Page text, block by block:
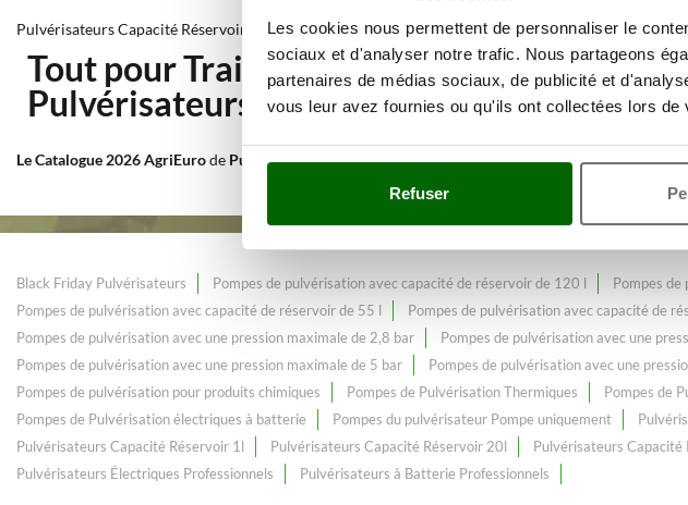
Les cookies nous permettent de personnaliser le
sociaux et d'analyser notre trafic. Nous partageons
partenaires de médias sociaux, de publicité et
vous leur avez fournies ou qu'ils ont collectées lors
Refuser
Pulvérisateurs Capacité Réservoir 8-10l
Tout pour Traitement de pulvérisation et
Pulvérisateurs Capacité Réservoir 8-10l
Le Catalogue 2026 AgriEurode Pulvérisateurs Capacité Réservoir 8-10l, constamment enrichi et
Black Friday Pulvérisateurs Pompes de pulvérisation avec capacité de réservoir de 120 l Pompes
Pompes de pulvérisation avec capacité de réservoir de 55 l
Pompes de pulvérisation avec capacité de
Pompes de pulvérisation avec une pression maximale de 2,8 bar
Pompes de pulvérisation avec une
Pompes de pulvérisation avec une pression maximale de 5 bar
Pompes de pulvérisation avec une
Pompes de pulvérisation pour produits chimiques
Pompes de Pulvérisation Thermiques Pompes de
Pompes de Pulvérisation électriques à batterie
Pompes du pulvérisateur Pompe uniquement
Pulvérisateurs Capacité Réservoir 1l
Pulvérisateurs Capacité Réservoir 20l Pulvérisateurs Capacité
Pulvérisateurs Électriques Professionnels
Pulvérisateurs à Batterie Professionnels